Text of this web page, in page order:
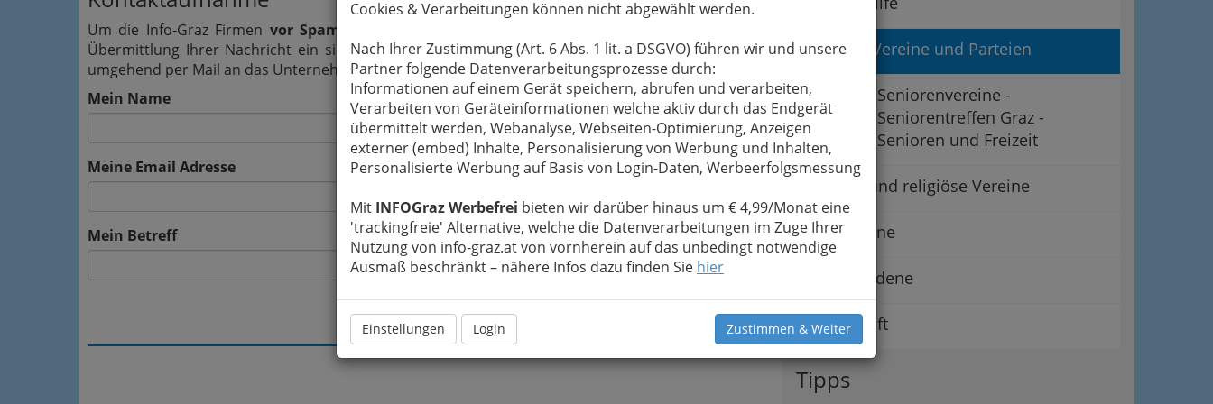
Cookies & Verarbeitungen können nicht abgewählt werden.
Nach Ihrer Zustimmung (Art. 6 Abs. 1 lit. a DSGVO) führen wir und unsere
Partner folgende Datenverarbeitungsprozesse durch:
Informationen auf einem Gerät speichern, abrufen und verarbeiten,
Verarbeiten von Geräteinformationen welche aktiv durch das Endgerät
übermittelt werden, Webanalyse, Webseiten-Optimierung, Anzeigen
externer (embed) Inhalte, Personalisierung von Werbung und Inhalten,
Personalisierte Werbung auf Basis von Login-Daten, Werbeerfolgsmessung
Mit INFOGraz Werbefrei bieten wir darüber hinaus um € 4,99/Monat eine
'trackingfreie' Alternative, welche die Datenverarbeitungen im Zuge Ihrer
Nutzung von info-graz.at von vornherein auf das unbedingt notwendige
Ausmaß beschränkt – nähere Infos dazu finden Sie hier
Einstellungen Login Zustimmen & Weiter
Um die Info-Graz Firmen vor Spam-Mails zu bewahren
Übermittlung Ihrer Nachricht ein sicheres Formular. Ihre Nachricht wird nach dem Absenden
umgehend per Mail an das Unternehmen Junge ÖVP weitergeleitet.
Mein Name
Meine Email Adresse
Mein Betreff
Meine Nachricht
Meine Nachricht senden
Politik - Vereine und Parteien
Seniorenvereine -
Seniorentreffen Graz -
Senioren und Freizeit
Soziale und religiöse Vereine
Tiervereine
Verschiedene
Wirtschaft
Tipps